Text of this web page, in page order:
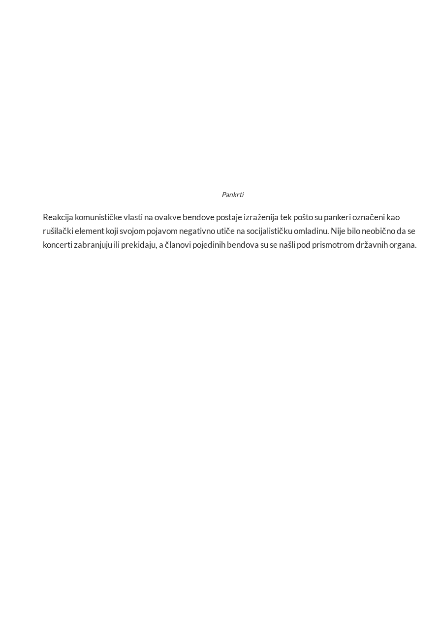
Pankrti
Reakcija komunističke vlasti na ovakve bendove postaje izraženija tek pošto su pankeri označeni kao
rušilački element koji svojom pojavom negativno utiče na socijalističku omladinu. Nije bilo neobično da se
koncerti zabranjuju ili prekidaju, a članovi pojedinih bendova su se našli pod prismotrom državnih organa.